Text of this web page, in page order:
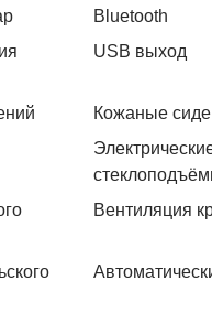
Bluetooth
USB выход
Кожаные
Вентиляция